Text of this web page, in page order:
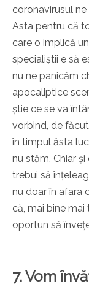
coronavirusul
Asta pentru că
care o implică
specialiștii e să
nu ne panicăm
apocaliptice
știe ce se va
vorbind, de
în timpul ăsta
nu stăm. Chiar
trebui să
nu doar în afara
că, mai bine
oportun să
7. Vom